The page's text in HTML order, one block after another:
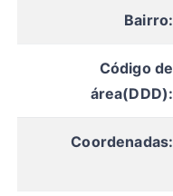
Bairro:
Código de
área(DDD):
Coordenadas: